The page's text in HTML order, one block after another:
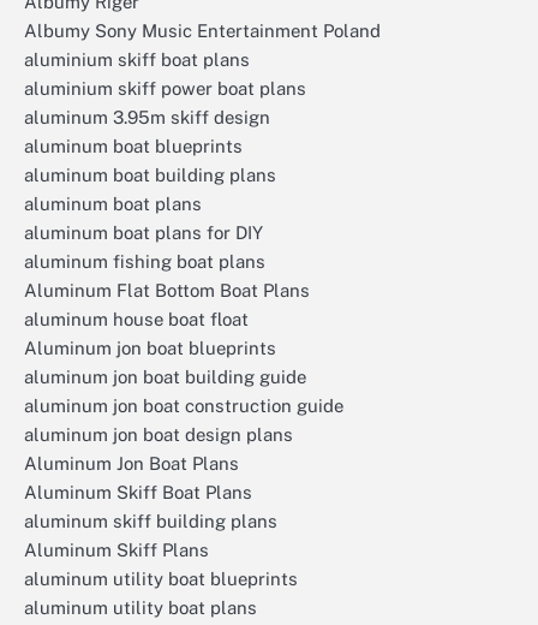
Albumy Sony Music Entertainment Poland
aluminium skiff boat plans
aluminium skiff power boat plans
aluminum 3.95m skiff design
aluminum boat blueprints
aluminum boat building plans
aluminum boat plans
aluminum boat plans for DIY
aluminum fishing boat plans
Aluminum Flat Bottom Boat Plans
aluminum house boat float
Aluminum jon boat blueprints
aluminum jon boat building guide
aluminum jon boat construction guide
aluminum jon boat design plans
Aluminum Jon Boat Plans
Aluminum Skiff Boat Plans
aluminum skiff building plans
Aluminum Skiff Plans
aluminum utility boat blueprints
aluminum utility boat plans